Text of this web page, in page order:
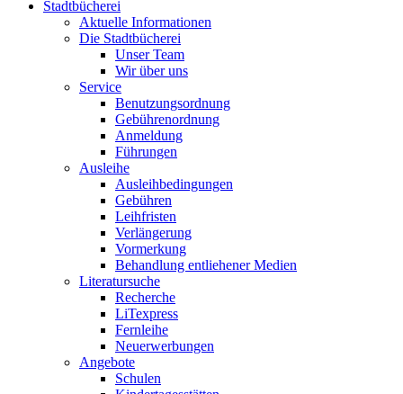
Stadtbücherei
Aktuelle Informationen
Die Stadtbücherei
Unser Team
Wir über uns
Service
Benutzungsordnung
Gebührenordnung
Anmeldung
Führungen
Ausleihe
Ausleihbedingungen
Gebühren
Leihfristen
Verlängerung
Vormerkung
Behandlung entliehener Medien
Literatursuche
Recherche
LiTexpress
Fernleihe
Neuerwerbungen
Angebote
Schulen